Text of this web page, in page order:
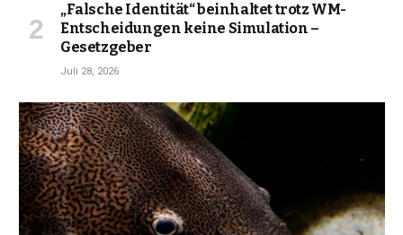
„Falsche Identität“ beinhaltet trotz WM-
Entscheidungen keine Simulation –
Gesetzgeber
Juli 28, 2026